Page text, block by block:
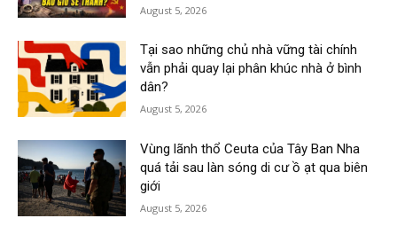
August 5, 2026
Tại sao những chủ nhà vững tài chính
vẫn phải quay lại phân khúc nhà ở bình
dân?
August 5, 2026
Vùng lãnh thổ Ceuta của Tây Ban Nha
quá tải sau làn sóng di cư ồ ạt qua biên
giới
August 5, 2026